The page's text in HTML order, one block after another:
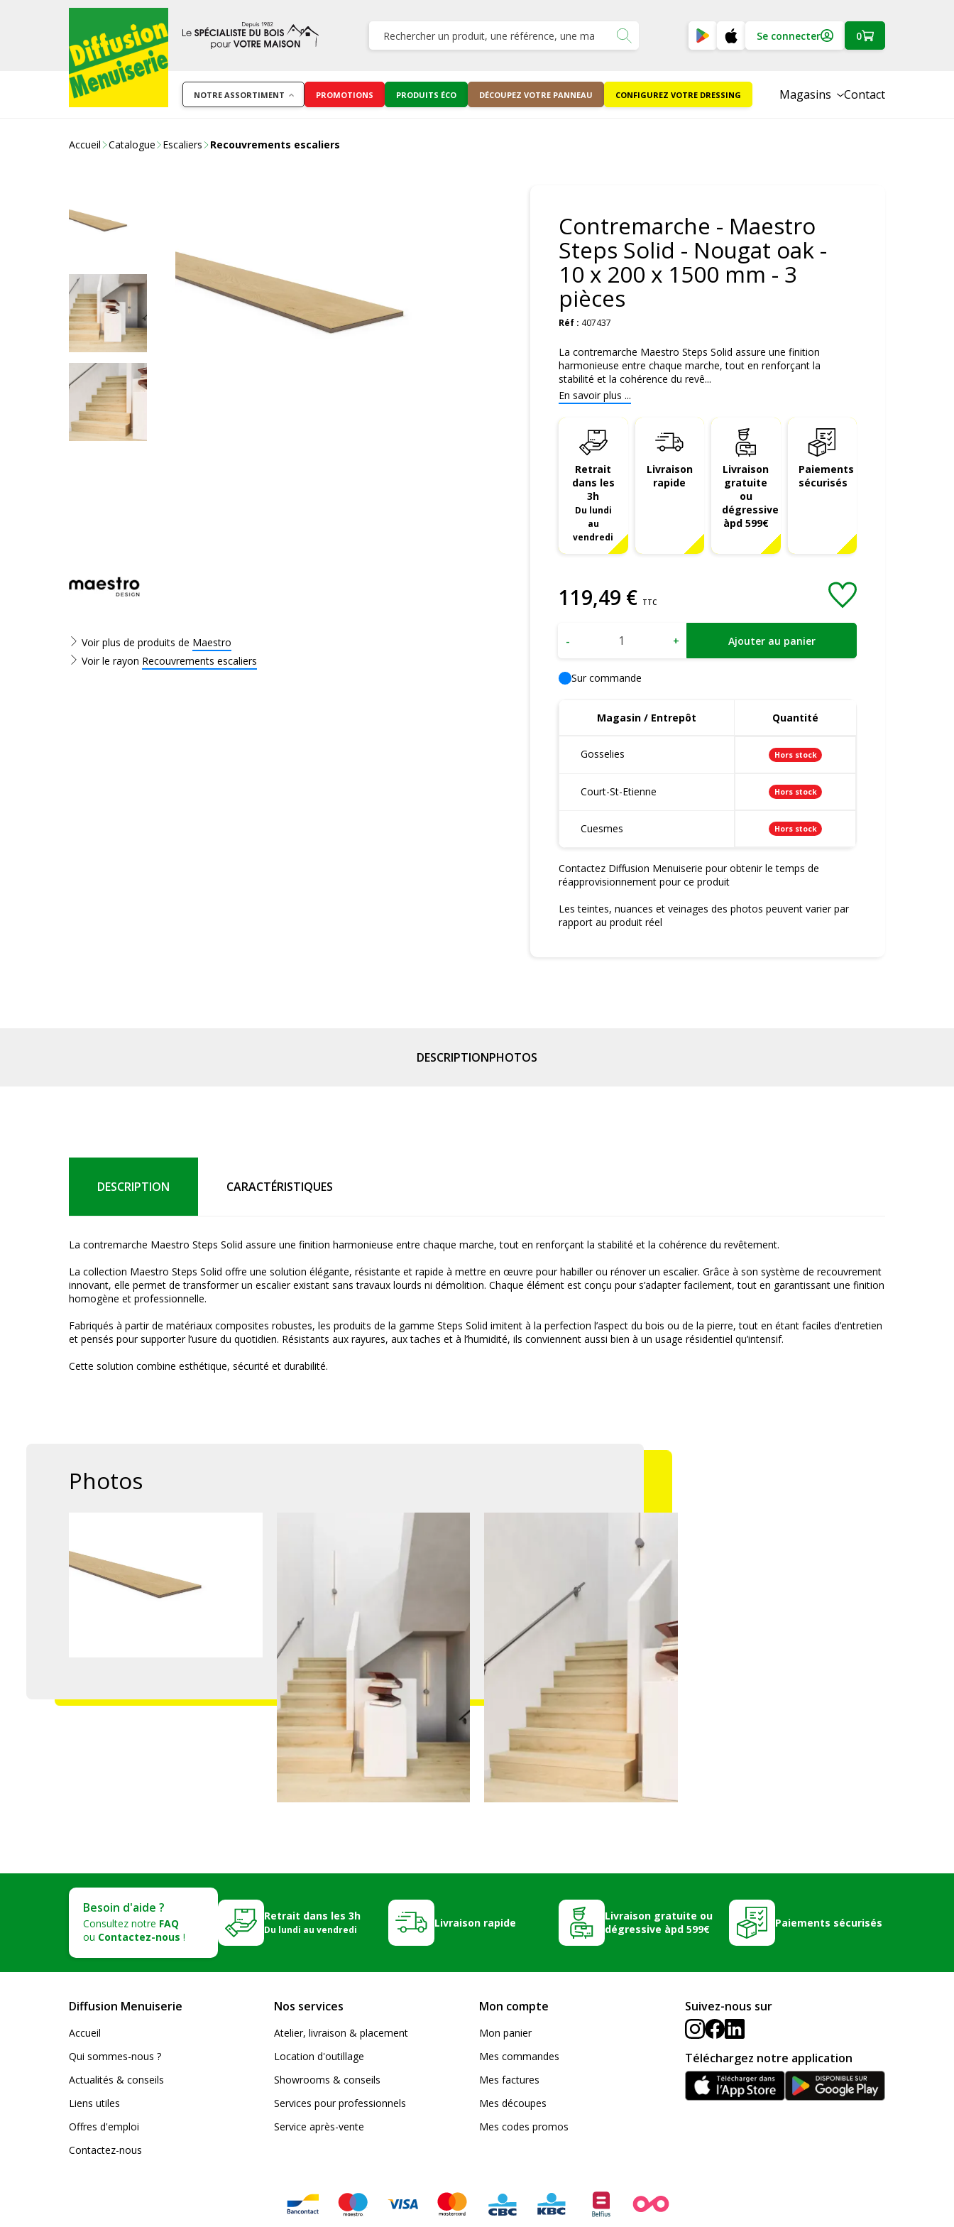
Se connecter 0
NOTRE ASSORTIMENT PROMOTIONS PRODUITS ÉCO DÉCOUPEZ VOTRE PANNEAU CONFIGUREZ VOTRE DRESSING Magasins Contact
Accueil Catalogue Escaliers Recouvrements escaliers
Voir plus de produits de Maestro
Voir le rayon Recouvrements escaliers
Contremarche - Maestro
Steps Solid - Nougat oak -
10 x 200 x 1500 mm - 3
pièces
Réf : 407437
La contremarche Maestro Steps Solid assure une finition
harmonieuse entre chaque marche, tout en renforçant la
stabilité et la cohérence du revê...
En savoir plus ...
Retrait
dans les
3h
Du lundi
au
vendredi
Livraison
rapide
Livraison
gratuite
ou
dégressive
àpd 599€
Paiements
sécurisés
119,49 € TTC
- + Ajouter au panier
Sur commande
Magasin / Entrepôt Quantité
Gosselies Hors stock
Court-St-Etienne Hors stock
Cuesmes Hors stock
Contactez Diffusion Menuiserie pour obtenir le temps de
réapprovisionnement pour ce produit
Les teintes, nuances et veinages des photos peuvent varier par
rapport au produit réel
DESCRIPTIONPHOTOS
DESCRIPTION CARACTÉRISTIQUES
La contremarche Maestro Steps Solid assure une finition harmonieuse entre chaque marche, tout en renforçant la stabilité et la cohérence du revêtement.
La collection Maestro Steps Solid offre une solution élégante, résistante et rapide à mettre en œuvre pour habiller ou rénover un escalier. Grâce à son système de recouvrement
innovant, elle permet de transformer un escalier existant sans travaux lourds ni démolition. Chaque élément est conçu pour s’adapter facilement, tout en garantissant une finition
homogène et professionnelle.
Fabriqués à partir de matériaux composites robustes, les produits de la gamme Steps Solid imitent à la perfection l’aspect du bois ou de la pierre, tout en étant faciles d’entretien
et pensés pour supporter l’usure du quotidien. Résistants aux rayures, aux taches et à l’humidité, ils conviennent aussi bien à un usage résidentiel qu’intensif.
Cette solution combine esthétique, sécurité et durabilité.
Photos
Besoin d'aide ?
Consultez notre FAQ
ou Contactez-nous !
Retrait dans les 3h
Du lundi au vendredi
Livraison rapide
Livraison gratuite ou
dégressive àpd 599€
Paiements sécurisés
Diffusion Menuiserie
Accueil
Qui sommes-nous ?
Actualités & conseils
Liens utiles
Offres d'emploi
Contactez-nous
Nos services
Atelier, livraison & placement
Location d'outillage
Showrooms & conseils
Services pour professionnels
Service après-vente
Mon compte
Mon panier
Mes commandes
Mes factures
Mes découpes
Mes codes promos
Suivez-nous sur
Téléchargez notre application